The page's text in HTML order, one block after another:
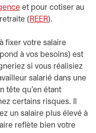
et pour cotiser au
( REER).
fixer votre salaire
à vos besoins) est
si vous réalisiez
salarié dans une
tête qu'en étant
certains risques. Il
un salaire plus élevé à
reflète bien votre